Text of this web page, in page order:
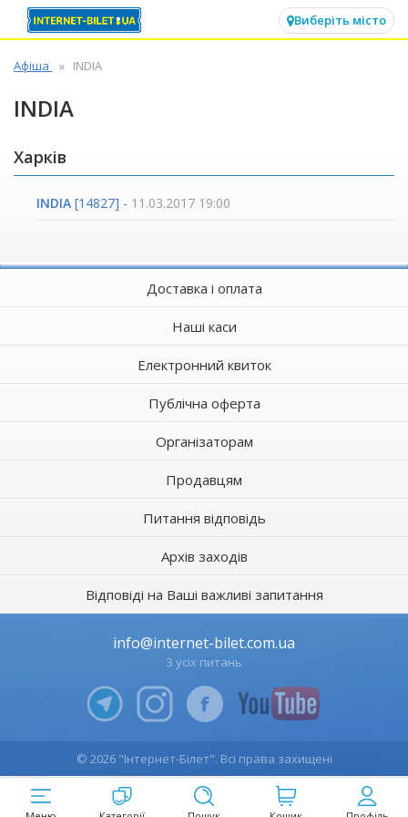
Виберіть місто
Афіша INDIA
INDIA
Харків
INDIA [14827] - 11.03.2017 19:00
Доставка і оплата
Наші каси
Електронний квиток
Публічна оферта
Організаторам
Продавцям
Питання відповідь
Архів заходів
Відповіді на Ваші важливі запитання
info@internet-bilet.com.ua
З усіх питань
© 2026 "Інтернет-Білет". Всі права захищені